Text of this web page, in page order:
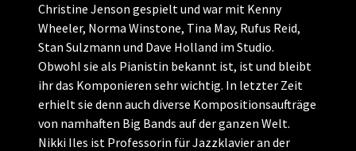
Christine Jenson gespielt und war mit Kenny
Wheeler, Norma Winstone, Tina May, Rufus Reid,
Stan Sulzmann und Dave Holland im Studio.
Obwohl sie als Pianistin bekannt ist, ist und bleibt
ihr das Komponieren sehr wichtig. In letzter Zeit
erhielt sie denn auch diverse Kompositionsaufträge
von namhaften Big Bands auf der ganzen Welt.
Nikki Iles ist Professorin für Jazzklavier an der